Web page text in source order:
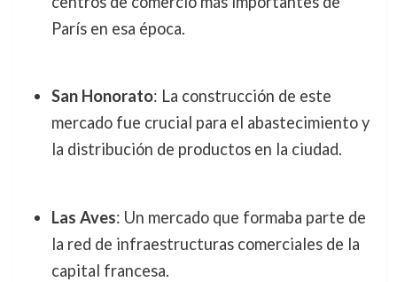
París en esa época.
San Honorato: La construcción de este
mercado fue crucial para el abastecimiento y
la distribución de productos en la ciudad.
Las Aves: Un mercado que formaba parte de
la red de infraestructuras comerciales de la
capital francesa.